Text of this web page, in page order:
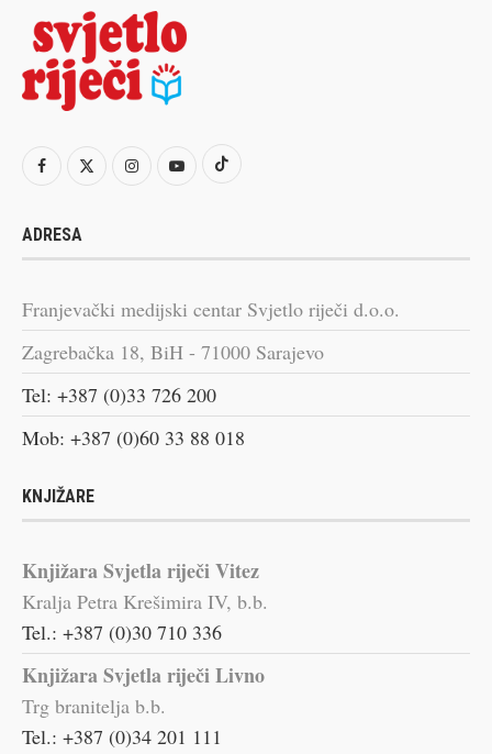
ADRESA
Franjevački medijski centar Svjetlo riječi d.o.o.
Zagrebačka 18, BiH - 71000 Sarajevo
Tel: +387 (0)33 726 200
Mob: +387 (0)60 33 88 018
KNJIŽARE
Knjižara Svjetla riječi Vitez
Kralja Petra Krešimira IV, b.b.
Tel.: +387 (0)30 710 336
Knjižara Svjetla riječi Livno
Trg branitelja b.b.
Tel.: +387 (0)34 201 111